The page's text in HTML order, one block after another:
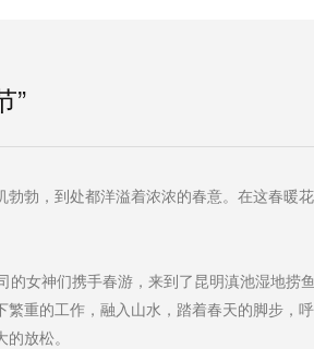
”
，到处都洋溢着浓浓的春意。在这春暖
女神们携手春游，来到了昆明滇池湿地捞
的工作，融入山水，踏着春天的脚步，
放松。